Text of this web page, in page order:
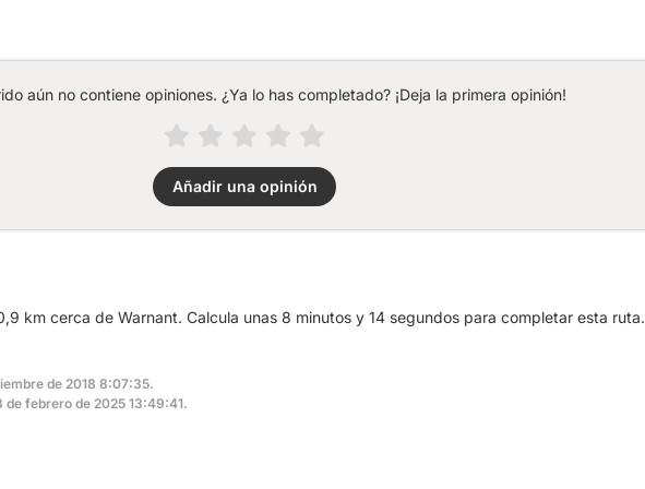
aún no contiene opiniones. ¿Ya lo has completado? ¡Deja la primera opinión!
Añadir una opinión
km cerca de Warnant. Calcula unas 8 minutos y 14 segundos para completar esta ruta.
de 2018 8:07:35.
febrero de 2025 13:49:41.